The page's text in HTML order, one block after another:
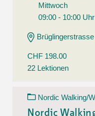
Mittwoch
09:00 - 10:00 Uhr
CHF 198.00
22 Lektionen
Nordic Walking/
Nordic